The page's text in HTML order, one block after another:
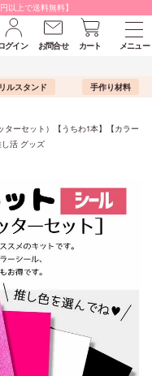
以上で送料無料】
グイン お問合せ カート
メニュー
ルスタンド 手作り材料
ーセット）【うちわ1本】【カラー
活 グッズ